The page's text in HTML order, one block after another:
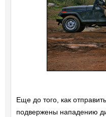
Еще до того, как
подвержены нападению